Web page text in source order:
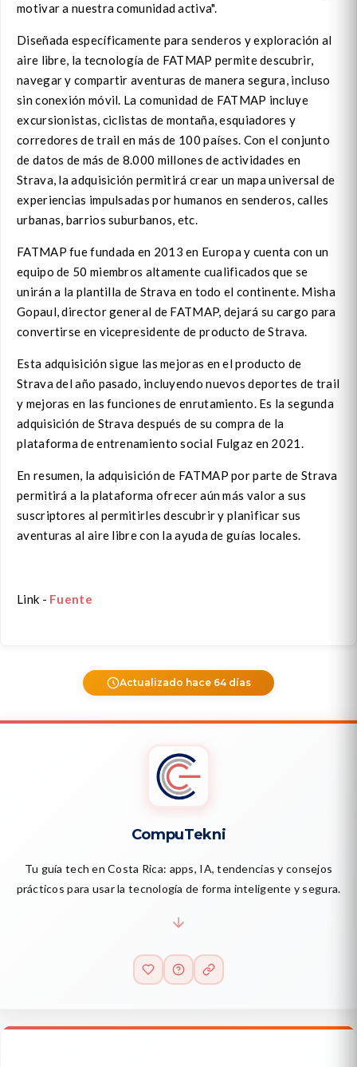
motivar a nuestra comunidad activa".
Diseñada específicamente para senderos y exploración al
aire libre, la tecnología de FATMAP permite descubrir,
navegar y compartir aventuras de manera segura, incluso
sin conexión móvil. La comunidad de FATMAP incluye
excursionistas, ciclistas de montaña, esquiadores y
corredores de trail en más de 100 países. Con el conjunto
de datos de más de 8.000 millones de actividades en
Strava, la adquisición permitirá crear un mapa universal de
experiencias impulsadas por humanos en senderos, calles
urbanas, barrios suburbanos, etc.
FATMAP fue fundada en 2013 en Europa y cuenta con un
equipo de 50 miembros altamente cualificados que se
unirán a la plantilla de Strava en todo el continente. Misha
Gopaul, director general de FATMAP, dejará su cargo para
convertirse en vicepresidente de producto de Strava.
Esta adquisición sigue las mejoras en el producto de
Strava del año pasado, incluyendo nuevos deportes de trail
y mejoras en las funciones de enrutamiento. Es la segunda
adquisición de Strava después de su compra de la
plataforma de entrenamiento social Fulgaz en 2021.
En resumen, la adquisición de FATMAP por parte de Strava
permitirá a la plataforma ofrecer aún más valor a sus
suscriptores al permitirles descubrir y planificar sus
aventuras al aire libre con la ayuda de guías locales.
Link - Fuente
Actualizado hace 64 días
CompuTekni
Tu guía tech en Costa Rica: apps, IA, tendencias y consejos
prácticos para usar la tecnología de forma inteligente y segura.